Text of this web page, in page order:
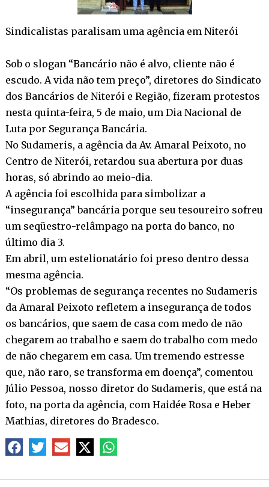
Sindicalistas paralisam uma agência em Niterói
Sob o slogan “Bancário não é alvo, cliente não é
escudo. A vida não tem preço”, diretores do Sindicato
dos Bancários de Niterói e Região, fizeram protestos
nesta quinta-feira, 5 de maio, um Dia Nacional de
Luta por Segurança Bancária.
No Sudameris, a agência da Av. Amaral Peixoto, no
Centro de Niterói, retardou sua abertura por duas
horas, só abrindo ao meio-dia.
A agência foi escolhida para simbolizar a
“insegurança” bancária porque seu tesoureiro sofreu
um seqüestro-relâmpago na porta do banco, no
último dia 3.
Em abril, um estelionatário foi preso dentro dessa
mesma agência.
“Os problemas de segurança recentes no Sudameris
da Amaral Peixoto refletem a insegurança de todos
os bancários, que saem de casa com medo de não
chegarem ao trabalho e saem do trabalho com medo
de não chegarem em casa. Um tremendo estresse
que, não raro, se transforma em doença”, comentou
Júlio Pessoa, nosso diretor do Sudameris, que está na
foto, na porta da agência, com Haidée Rosa e Heber
Mathias, diretores do Bradesco.